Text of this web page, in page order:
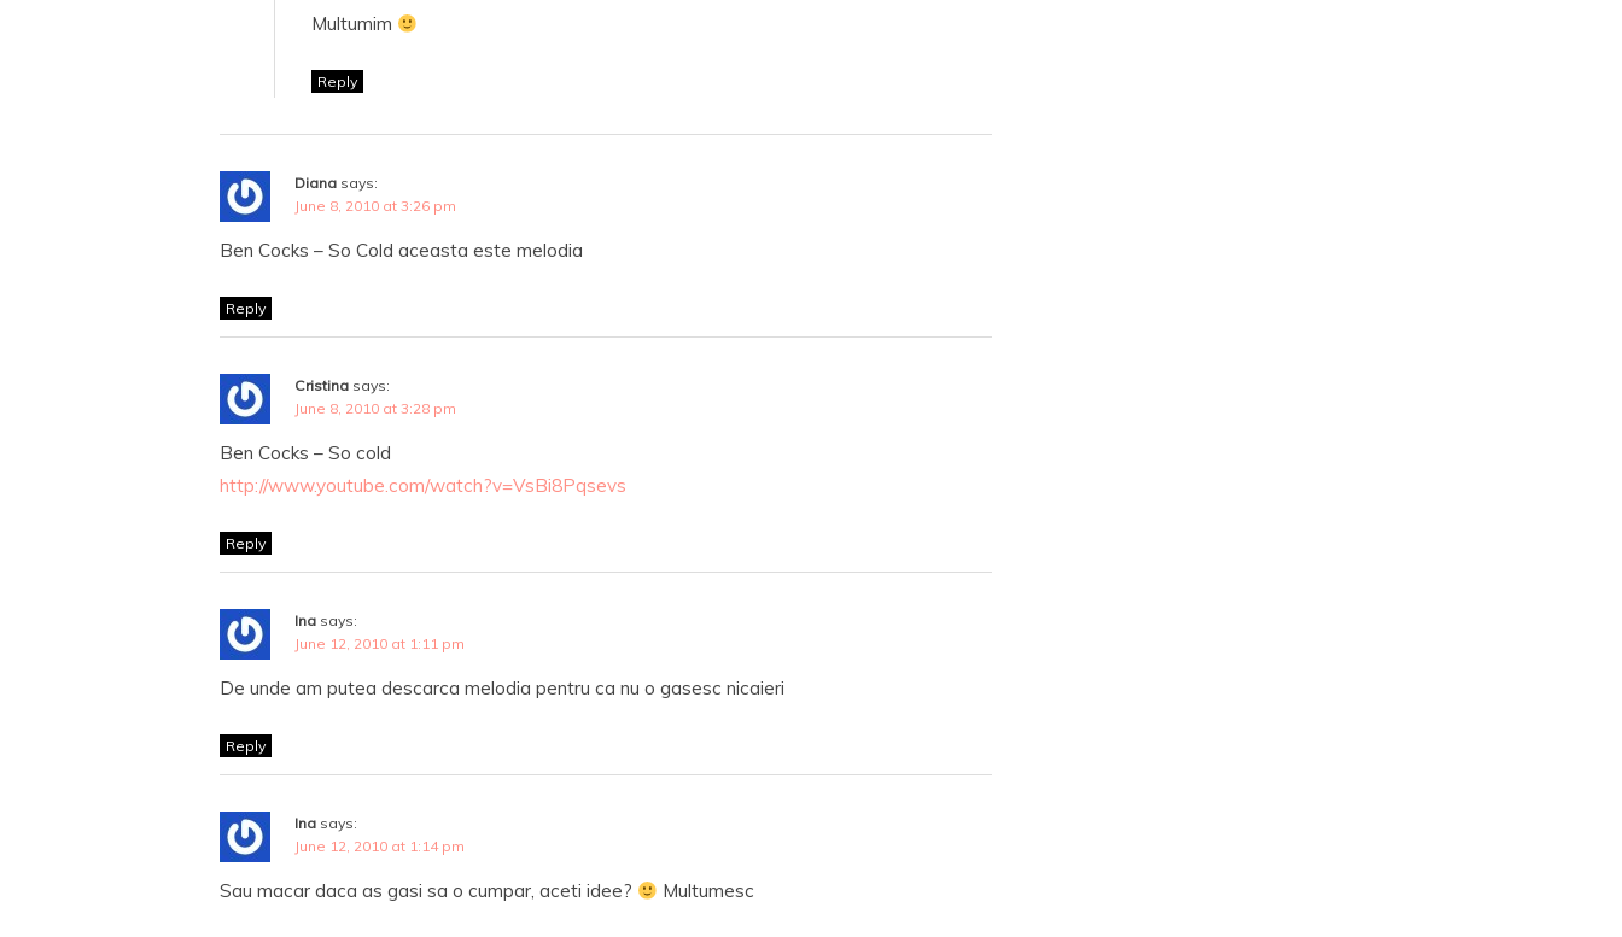
Multumim
Reply
Diana says:
June 8, 2010 at 3:26 pm
Ben Cocks – So Cold aceasta este melodia
Reply
Cristina says:
June 8, 2010 at 3:28 pm
Ben Cocks – So cold
http://www.youtube.com/watch?v=VsBi8Pqsevs
Reply
Ina says:
June 12, 2010 at 1:11 pm
De unde am putea descarca melodia pentru ca nu o gasesc nicaieri
Reply
Ina says:
June 12, 2010 at 1:14 pm
Sau macar daca as gasi sa o cumpar, aceti idee? Multumesc